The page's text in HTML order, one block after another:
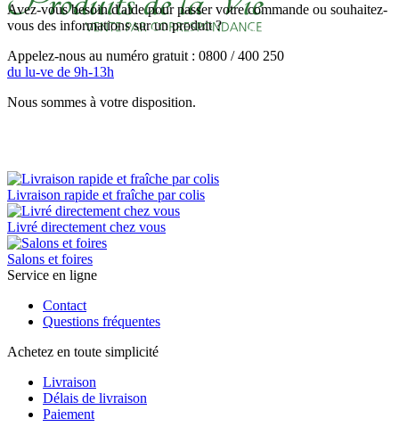
Avez-vous besoin d'aide pour passer votre commande ou souhaitez-
vous des informations sur un produit ?
Appelez-nous au numéro gratuit : 0800 / 400 250
du lu-ve de 9h-13h
Nous sommes à votre disposition.
Livraison rapide et fraîche par colis
Livré directement chez vous
Salons et foires
Service en ligne
Contact
Questions fréquentes
Achetez en toute simplicité
Livraison
Délais de livraison
Paiement